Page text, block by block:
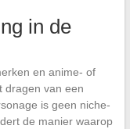
in de
en anime- of
dragen van een
is geen niche-
de manier waarop